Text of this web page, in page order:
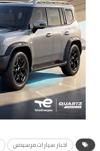
اخبار سيارات مرسيدس